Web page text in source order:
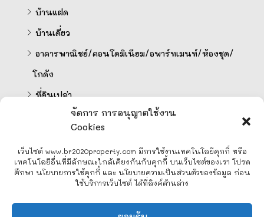
จัดการ การอนุญาตใช้งาน
Cookies
เว็บไซต์ www.br2020property.com มีการใช้งานเทคโนโลยีคุกกี้ หรือ
เทคโนโลยีอื่นที่มีลักษณะใกล้เคียงกันกับคุกกี้ บนเว็บไซต์ของเรา โปรด
ศึกษา นโยบายการใช้คุกกี้ และ นโยบายความเป็นส่วนตัวของข้อมูล ก่อน
ใช้บริการเว็บไซต์ ได้ที่ลิงค์ด้านล่าง
บ้านแฝด
บ้านเดี่ยว
อาคารพาณิชย์/คอนโดมิเนียม/อพาร์ทเมนท์/ห้องชุด/
โกดัง
ที่ดินเปล่า
คำนวนสินเชื่อออนไลน์